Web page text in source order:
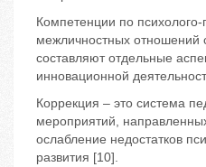
Компетенции по психолого-
межличностных отношений
составляют отдельные
инновационной
Коррекция – это система
мероприятий,
ослабление недостатков
развития [10].